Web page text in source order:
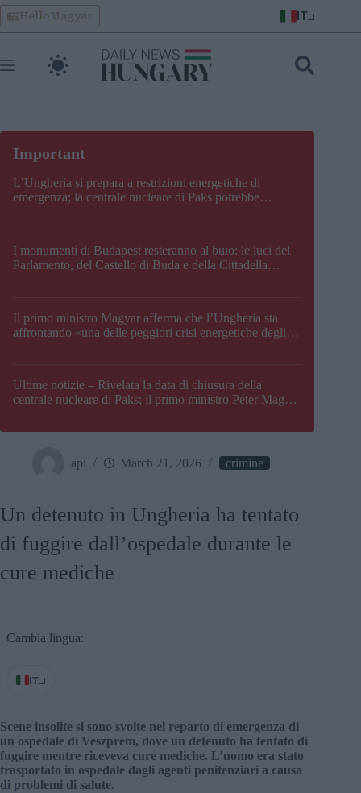
Skip
to
content
HelloMagyar IT
L’Ungheria si prepara a restrizioni energetiche di
emergenza; la centrale nucleare di Paks potrebbe
I monumenti di Budapest resteranno al buio: le luci del
Parlamento, del Castello di Buda e della Cittadella
Il primo ministro Magyar afferma che l’Ungheria sta
affrontando «una delle peggiori crisi energetiche degli
Ultime notizie – Rivelata la data di chiusura della
centrale nucleare di Paks; il primo ministro Péter Magyar
api March 21, 2026 crimine
Un detenuto in Ungheria ha tentato
di fuggire dall’ospedale durante le
cure mediche
Cambia lingua:
IT
Scene insolite si sono svolte nel reparto di emergenza di
un ospedale di Veszprém, dove un detenuto ha tentato di
fuggire mentre riceveva cure mediche. L’uomo era stato
trasportato in ospedale dagli agenti penitenziari a causa
di problemi di salute.